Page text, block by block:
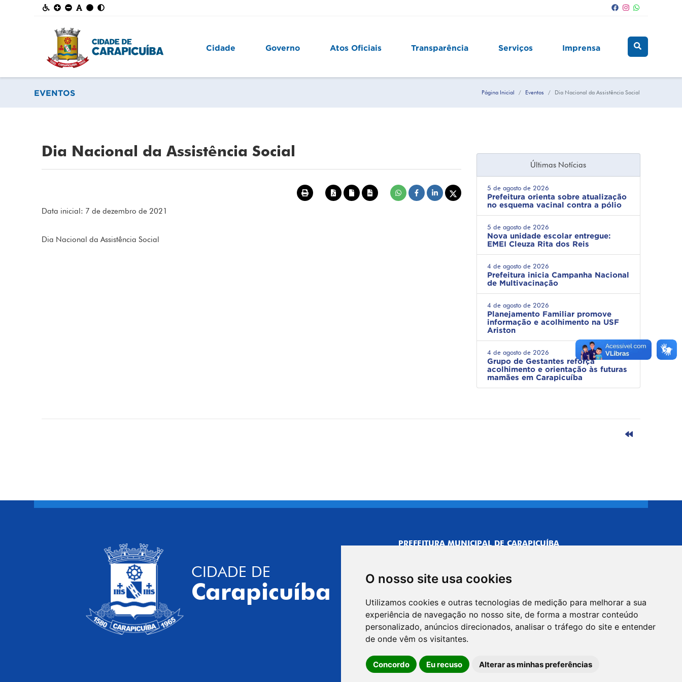
O nosso site usa cookies
Utilizamos cookies e outras tecnologias de medição para melhorar a sua
experiência de navegação no nosso site, de forma a mostrar conteúdo
personalizado, anúncios direcionados, analisar o tráfego do site e entender
de onde vêm os visitantes.
Concordo Eu recuso Alterar as minhas preferências
Cidade Governo Atos Oficiais Transparência Serviços Imprensa
EVENTOS Página Inicial Eventos Dia Nacional da Assistência Social
Dia Nacional da Assistência Social
Data inicial: 7 de dezembro de 2021
Dia Nacional da Assistência Social
Últimas Notícias
5 de agosto de 2026
Prefeitura orienta sobre atualização
no esquema vacinal contra a pólio
5 de agosto de 2026
Nova unidade escolar entregue:
EMEI Cleuza Rita dos Reis
4 de agosto de 2026
Prefeitura inicia Campanha Nacional
de Multivacinação
4 de agosto de 2026
Planejamento Familiar promove
informação e acolhimento na USF
Ariston
4 de agosto de 2026
Grupo de Gestantes reforça
acolhimento e orientação às futuras
mamães em Carapicuíba
CIDADE DE
Carapicuíba
PREFEITURA MUNICIPAL DE CARAPICUÍBA
CENTRO ADMINISTRATIVO
R. Joaquim das Neves, 211 - Vila Caldas, Carapicuíba/SP
Telefone: 4164-5500
GABINETE DO PREFEITO
R. Joaquim das Neves, 205 - Vila Caldas, Carapicuíba/SP
CEP: 06310-030, Brasil